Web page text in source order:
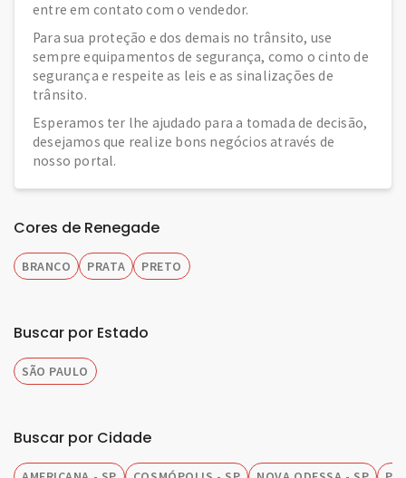
entre em contato com o vendedor.
Para sua proteção e dos demais no trânsito, use
sempre equipamentos de segurança, como o cinto de
segurança e respeite as leis e as sinalizações de
trânsito.
Esperamos ter lhe ajudado para a tomada de decisão,
desejamos que realize bons negócios através de
nosso portal.
Cores de Renegade
BRANCO PRATA PRETO
Buscar por Estado
SÃO PAULO
Buscar por Cidade